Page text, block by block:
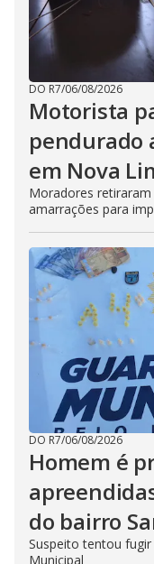
DO R7/06/08/2026
Motorista
pendurado
em Nova
Moradores
amarrações para
DO R7/06/08/2026
Homem é
do bairro
Suspeito tentou fugir
Municipal